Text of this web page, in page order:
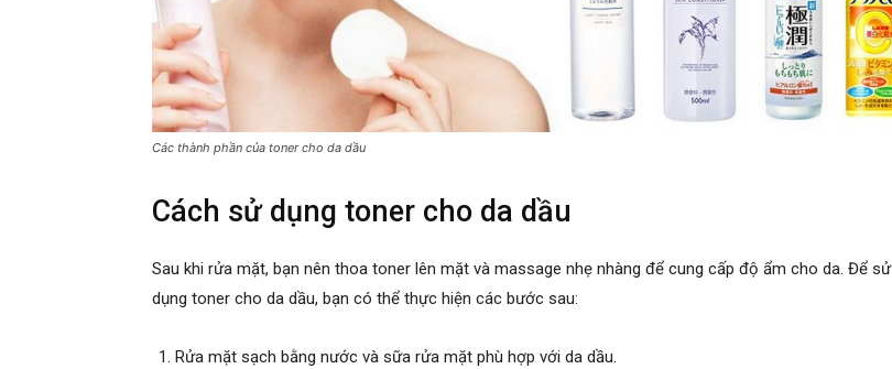
Các thành phần của toner cho da dầu
Cách sử dụng toner cho da dầu
Sau khi rửa mặt, bạn nên thoa toner lên mặt và massage nhẹ nhàng để cung cấp độ ẩm cho da. Để sử
dụng toner cho da dầu, bạn có thể thực hiện các bước sau:
Rửa mặt sạch bằng nước và sữa rửa mặt phù hợp với da dầu.